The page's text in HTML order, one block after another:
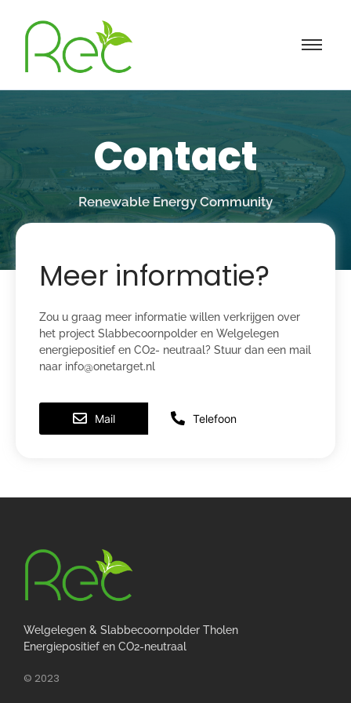
Contact
Renewable Energy Community
Meer informatie?
Zou u graag meer informatie willen verkrijgen over
het project Slabbecoornpolder en Welgelegen
energiepositief en CO2- neutraal? Stuur dan een mail
naar info@onetarget.nl
Mail Telefoon
Welgelegen & Slabbecoornpolder Tholen
Energiepositief en CO2-neutraal
© 2023